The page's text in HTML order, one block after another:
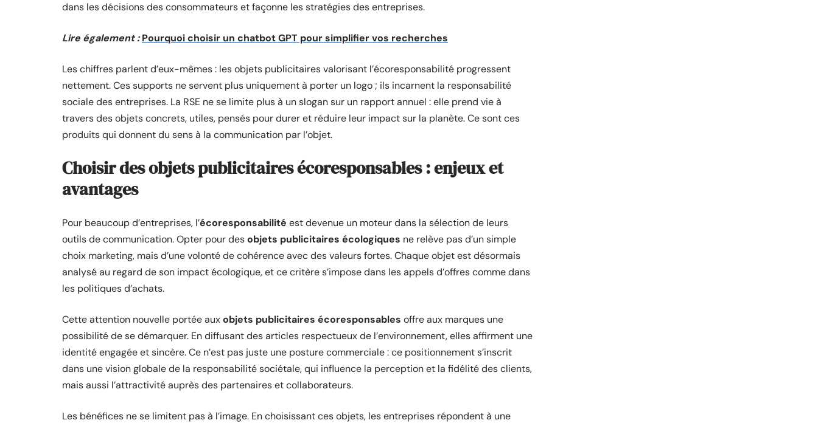
dans les décisions des consommateurs et façonne les stratégies des entreprises.
Lire également : Pourquoi choisir un chatbot GPT pour simplifier vos recherches
Les chiffres parlent d’eux-mêmes : les objets publicitaires valorisant l’écoresponsabilité progressent
nettement. Ces supports ne servent plus uniquement à porter un logo ; ils incarnent la responsabilité
sociale des entreprises. La RSE ne se limite plus à un slogan sur un rapport annuel : elle prend vie à
travers des objets concrets, utiles, pensés pour durer et réduire leur impact sur la planète. Ce sont ces
produits qui donnent du sens à la communication par l’objet.
Choisir des objets publicitaires écoresponsables : enjeux et
avantages
Pour beaucoup d’entreprises, l’écoresponsabilité est devenue un moteur dans la sélection de leurs
outils de communication. Opter pour desobjets publicitaires écologiques ne relève pas d’un simple
choix marketing, mais d’une volonté de cohérence avec des valeurs fortes. Chaque objet est désormais
analysé au regard de son impact écologique, et ce critère s’impose dans les appels d’offres comme dans
les politiques d’achats.
Cette attention nouvelle portée auxobjets publicitaires écoresponsables offre aux marques une
possibilité de se démarquer. En diffusant des articles respectueux de l’environnement, elles affirment une
identité engagée et sincère. Ce n’est pas juste une posture commerciale : ce positionnement s’inscrit
dans une vision globale de la responsabilité sociétale, qui influence la perception et la fidélité des clients,
mais aussi l’attractivité auprès des partenaires et collaborateurs.
Les bénéfices ne se limitent pas à l’image. En choisissant ces objets, les entreprises répondent à une